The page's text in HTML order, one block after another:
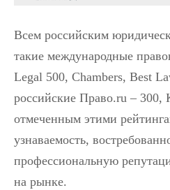
Всем российским
такие международные
Legal 500, Chambers, Best
российские Право.ru – 300,
отмеченным этими
узнаваемость,
профессиональную
на рынке.